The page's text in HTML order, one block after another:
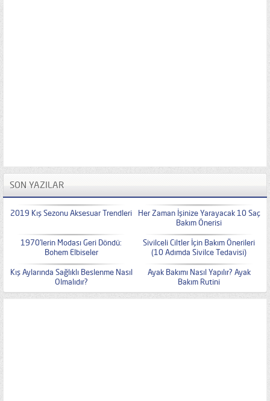
SON YAZILAR
2019 Kış Sezonu Aksesuar Trendleri
Her Zaman İşinize Yarayacak 10 Saç
Bakım Önerisi
1970’lerin Modası Geri Döndü:
Bohem Elbiseler
Sivilceli Ciltler İçin Bakım Önerileri
(10 Adımda Sivilce Tedavisi)
Kış Aylarında Sağlıklı Beslenme Nasıl
Olmalıdır?
Ayak Bakımı Nasıl Yapılır? Ayak
Bakım Rutini